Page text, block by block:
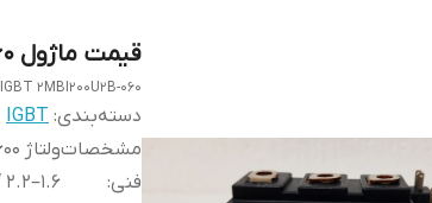
قیمت ماژول IGBT 2MBI200U2B-060
IGBT 2MBI200U2B-060
دسته‌بندی:
IGBT
مشخصات
فنی: